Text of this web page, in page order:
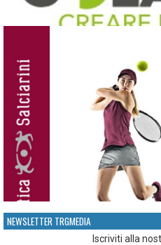
NEWSLETTER TRGMEDIA
Iscriviti alla